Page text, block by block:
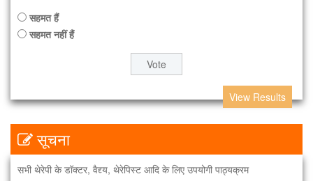
सहमत हैं
सहमत नहीं हैं
View Results
सूचना
सभी थेरेपी के डॉक्टर, वैद्द्य, थेरेपिस्ट आदि के लिए उपयोगी पाठ्यक्रम